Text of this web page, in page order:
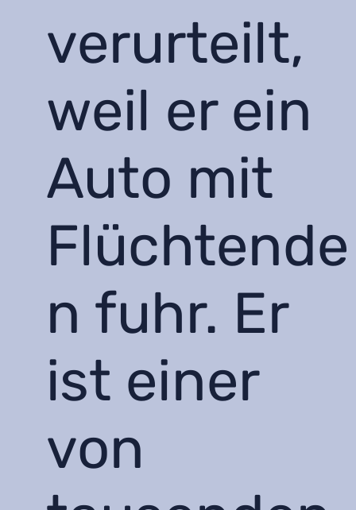
verurteilt,
weil er ein
Auto mit
Flüchtende
n fuhr. Er
ist einer
von